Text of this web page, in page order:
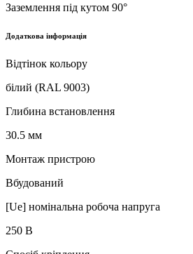
Заземлення під кутом 90°
Додаткова інформація
Відтінок кольору
білий (RAL 9003)
Глибина встановлення
30.5 мм
Монтаж пристрою
Вбудований
[Ue] номінальна робоча напруга
250 В